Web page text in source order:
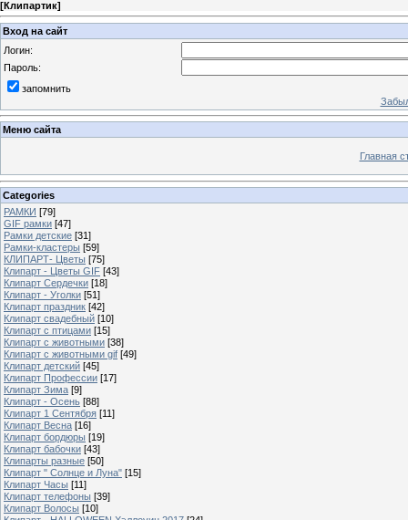
[Клипартик]
Вход на сайт
Логин:
Пароль:
запомнить
Меню сайта
Главная
Categories
РАМКИ [79]
GIF рамки [47]
Рамки детские [31]
Рамки-кластеры [59]
КЛИПАРТ- Цветы [75]
Клипарт - Цветы GIF [43]
Клипарт Сердечки [18]
Клипарт - Уголки [51]
Клипарт праздник [42]
Клипарт свадебный [10]
Клипарт с птицами [15]
Клипарт с животными [38]
Клипарт с животными gif [49]
Клипарт детский [45]
Клипарт Профессии [17]
Клипарт Зима [9]
Клипарт - Осень [88]
Клипарт 1 Сентября [11]
Клипарт Весна [16]
Клипарт бордюры [19]
Клипарт бабочки [43]
Клипарты разные [50]
Клипарт " Солнце и Луна" [15]
Клипарт Часы [11]
Клипарт телефоны [39]
Клипарт Волосы [10]